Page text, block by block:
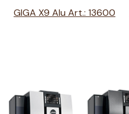
GIGA X9 Alu Art.: 13600